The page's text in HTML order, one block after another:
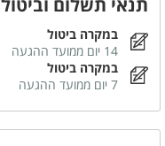
ציבור דתי
מטבח מאובזר
כיריים גז
במקרה ביטול
14 יום ממועד ההגעה
במקרה ביטול
7 יום ממועד ההגעה